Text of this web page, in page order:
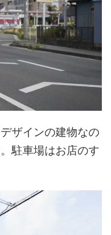
ザインの建物なの
駐車場はお店のす